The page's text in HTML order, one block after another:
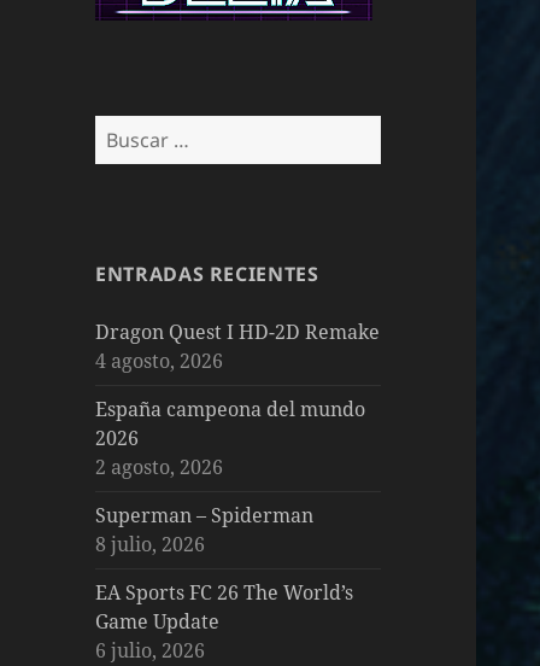
Buscar:
ENTRADAS RECIENTES
Dragon Quest I HD-2D Remake
4 agosto, 2026
España campeona del mundo
2026
2 agosto, 2026
Superman – Spiderman
8 julio, 2026
EA Sports FC 26 The World’s
Game Update
6 julio, 2026